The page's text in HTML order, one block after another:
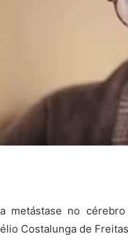
metástase no
Costalunga de